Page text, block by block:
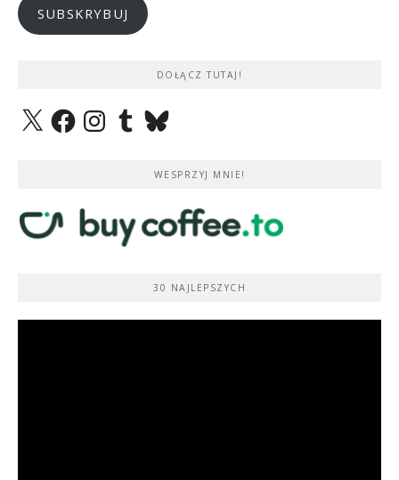
SUBSKRYBUJ
DOŁĄCZ TUTAJ!
X FacebookInstagramTumblrBluesky
WESPRZYJ MNIE!
30 NAJLEPSZYCH